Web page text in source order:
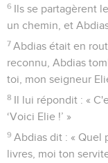
40 « Emparez-vous
Qu'aucun d'eux ne
d’eux. Elie les fit
les égorgea.
La pluie
41 Puis Elie dit à
un grondement
42 Achab monta